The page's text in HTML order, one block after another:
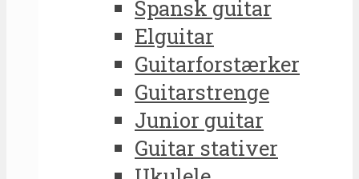
Spansk guitar
Elguitar
Guitarforstærker
Guitarstrenge
Junior guitar
Guitar stativer